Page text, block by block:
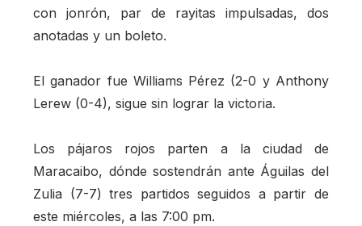
con jonrón, par de rayitas impulsadas, dos
anotadas y un boleto.
El ganador fue Williams Pérez (2-0 y Anthony
Lerew (0-4), sigue sin lograr la victoria.
Los pájaros rojos parten a la ciudad de
Maracaibo, dónde sostendrán ante Águilas del
Zulia (7-7) tres partidos seguidos a partir de
este miércoles, a las 7:00 pm.